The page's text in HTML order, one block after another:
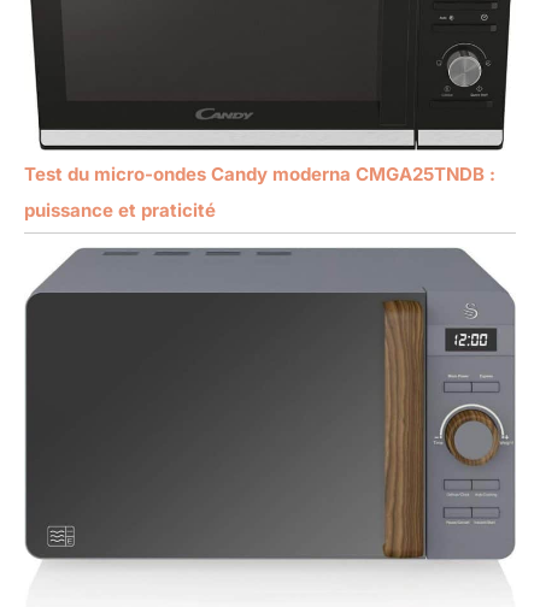
Test du micro-ondes Candy moderna CMGA25TNDB :
puissance et praticité